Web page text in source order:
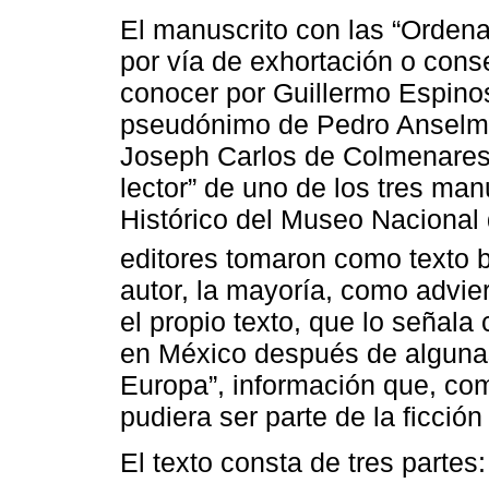
El manuscrito con las
por vía de exhortación o
conocer por Guillermo
pseudónimo de Pedro
Joseph Carlos de
lector” de uno de los tres
Histórico del Museo
editores tomaron como texto
autor, la mayoría, como
el propio texto, que lo señala
en México después de
Europa”, información que,
pudiera ser parte de la
El texto consta de tres